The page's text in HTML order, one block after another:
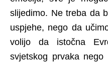
slijedimo. Ne treba da
uspjehe, nego da
volijo da istočna
svjetskog prvaka